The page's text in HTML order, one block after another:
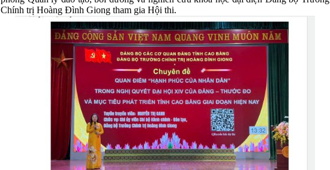
Chính trị Hoàng Đình Giong tham gia Hội thi.